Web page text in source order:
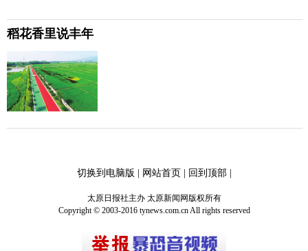
稻花香里说丰年
切换到电脑版 | 网站首页| 回到顶部|
太原日报社主办 太原新闻网版权所有
Copyright © 2003-2016 tynews.com.cn All rights reserved